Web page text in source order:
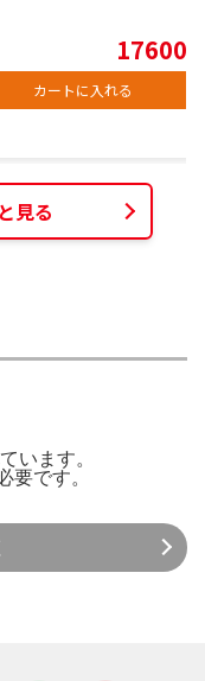
17600
カートに入れる
見る
います。
要です。